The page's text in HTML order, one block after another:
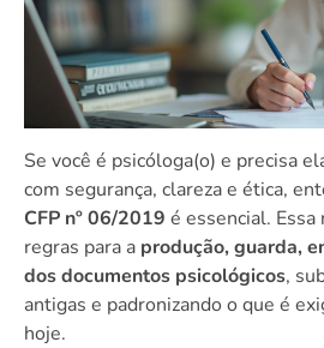
Se você é psicóloga(o) e precisa
com segurança, clareza e ética,
CFP nº 06/2019 é essencial.
regras para a produção, guarda,
dos documentos psicológicos,
antigas e padronizando o que é
hoje.